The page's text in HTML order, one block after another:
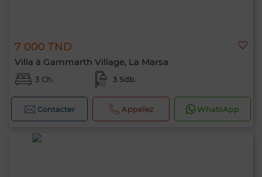
7 000 TND
Villa à Gammarth Village, La Marsa
3 Ch. 3 Sdb.
Contacter Appelez WhatsApp